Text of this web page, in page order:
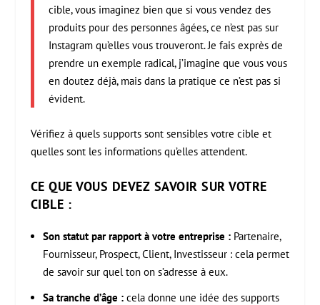
cible, vous imaginez bien que si vous vendez des
produits pour des personnes âgées, ce n’est pas sur
Instagram qu’elles vous trouveront. Je fais exprès de
prendre un exemple radical, j’imagine que vous vous
en doutez déjà, mais dans la pratique ce n’est pas si
évident.
Vérifiez à quels supports sont sensibles votre cible et
quelles sont les informations qu’elles attendent.
CE QUE VOUS DEVEZ SAVOIR SUR VOTRE
CIBLE :
Son statut par rapport à votre entreprise :Partenaire,
Fournisseur, Prospect, Client, Investisseur : cela permet
de savoir sur quel ton on s’adresse à eux.
Sa tranche d’âge :cela donne une idée des supports